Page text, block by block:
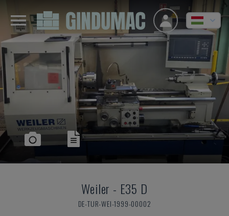
Weiler - E35 D
DE-TUR-WEI-1999-00002